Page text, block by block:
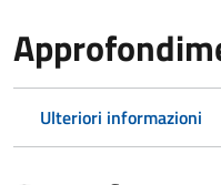
Ulteriori informazioni